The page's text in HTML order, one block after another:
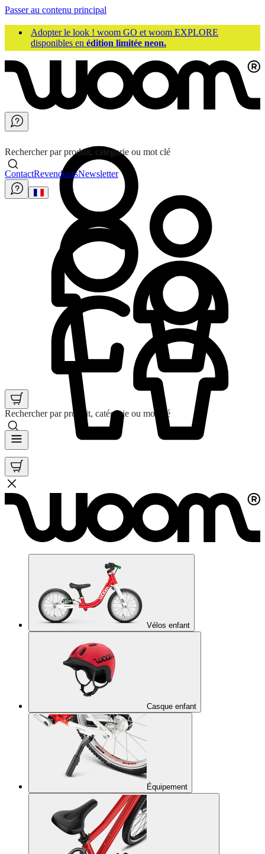
Passer au contenu principal
Adopter le look ! woom GO et woom EXPLORE
disponibles en édition limitée neon.
Rechercher par produit, catégorie ou mot clé
Rechercher par produit, catégorie ou mot clé
ContactRevendeursNewsletter
Vélos enfant
Casque enfant
Équipement